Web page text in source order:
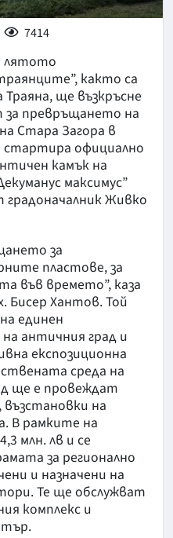
7414
лятото
както са
ще възкръсне
превръщането на
Стара Загора в
официално
камък на
максимус”
градоначалник Живко
за
пластове, за
във времето”, каза
Бисер Хантов. Той
единен
на античния град и
експозиционна
среда на
ще е провеждат
на
В рамките на
млн. лв и се
за регионално
и назначени на
Те ще обслужват
комплекс и